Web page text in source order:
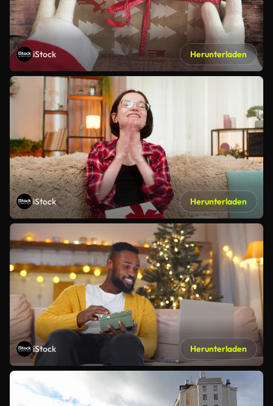
iStock Herunterladen
iStock Herunterladen
iStock Herunterladen